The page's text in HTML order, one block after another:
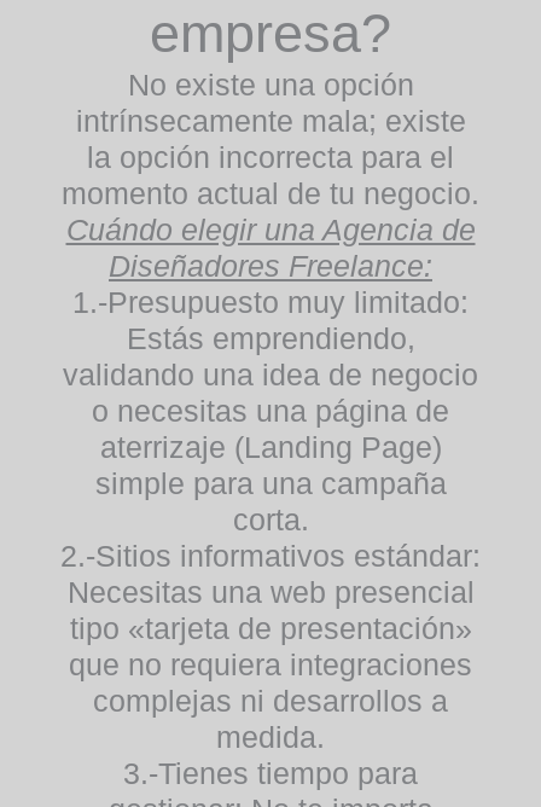
empresa?
No existe una opción
intrínsecamente mala; existe
la opción incorrecta para el
momento actual de tu negocio.
Cuándo elegir una Agencia de
Diseñadores Freelance:
1.-Presupuesto muy limitado:
Estás emprendiendo,
validando una idea de negocio
o necesitas una página de
aterrizaje (Landing Page)
simple para una campaña
corta.
2.-Sitios informativos estándar:
Necesitas una web presencial
tipo «tarjeta de presentación»
que no requiera integraciones
complejas ni desarrollos a
medida.
3.-Tienes tiempo para